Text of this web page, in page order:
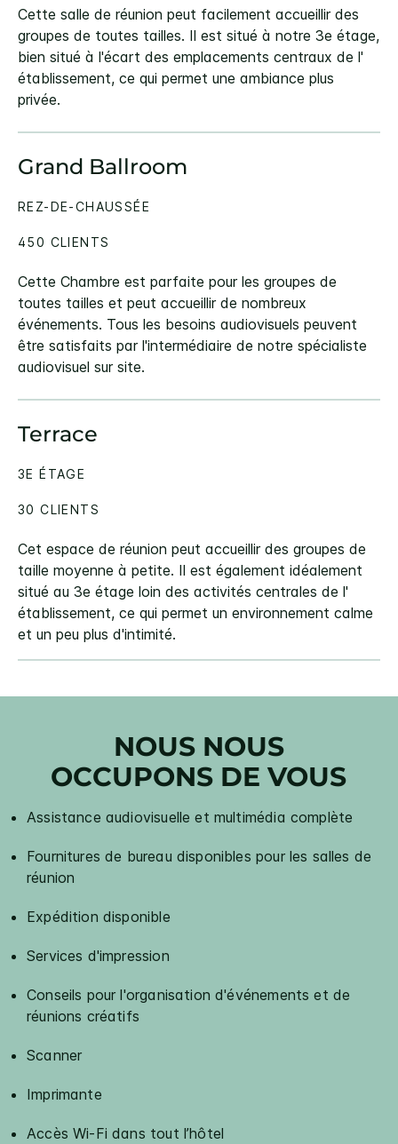
Cette salle de réunion peut facilement accueillir des
groupes de toutes tailles. Il est situé à notre 3e étage,
bien situé à l'écart des emplacements centraux de l'
établissement, ce qui permet une ambiance plus
privée.
Grand Ballroom
Cette Chambre est parfaite pour les groupes de
toutes tailles et peut accueillir de nombreux
événements. Tous les besoins audiovisuels peuvent
être satisfaits par l'intermédiaire de notre spécialiste
audiovisuel sur site.
REZ-DE-CHAUSSÉE
450 CLIENTS
Terrace
Cet espace de réunion peut accueillir des groupes de
taille moyenne à petite. Il est également idéalement
situé au 3e étage loin des activités centrales de l'
établissement, ce qui permet un environnement calme
et un peu plus d'intimité.
3E ÉTAGE
30 CLIENTS
NOUS NOUS
OCCUPONS DE VOUS
Assistance audiovisuelle et multimédia complète
Fournitures de bureau disponibles pour les salles de
réunion
Expédition disponible
Services d'impression
Conseils pour l'organisation d'événements et de
réunions créatifs
Scanner
Imprimante
Accès Wi-Fi dans tout l’hôtel